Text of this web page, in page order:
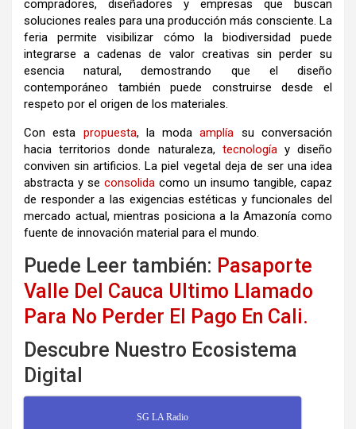
compradores, diseñadores y empresas que buscan
soluciones reales para una producción más consciente. La
feria permite visibilizar cómo la biodiversidad puede
integrarse a cadenas de valor creativas sin perder su
esencia natural, demostrando que el diseño
contemporáneo también puede construirse desde el
respeto por el origen de los materiales.
Con esta propuesta, la modaamplía su conversación
hacia territorios donde naturaleza, tecnologíay diseño
conviven sin artificios. La piel vegetal deja de ser una idea
abstracta y se consolida como un insumo tangible, capaz
de responder a las exigencias estéticas y funcionales del
mercado actual, mientras posiciona a la Amazonía como
fuente de innovación material para el mundo.
Puede Leer también: Pasaporte
Valle Del Cauca Ultimo Llamado
Para No Perder El Pago En Cali.
Descubre Nuestro Ecosistema
Digital
SG LA Radio